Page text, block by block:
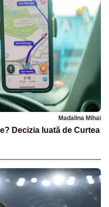
Madalina Mihai
Decizia luată de Curtea